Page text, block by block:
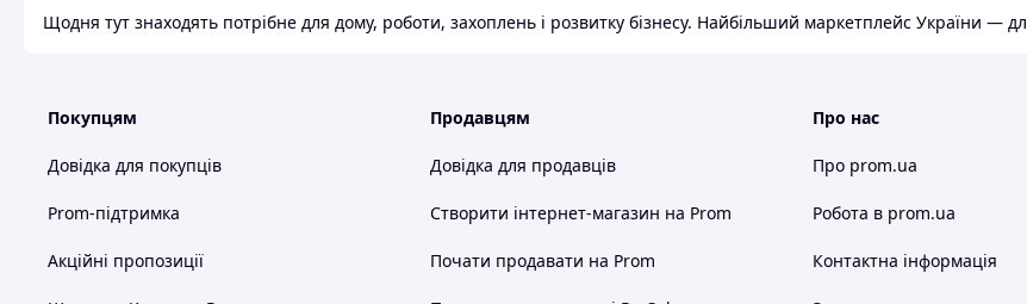
Щодня тут знаходять потрібне для дому, роботи, захоплень і розвитку бізнесу. Найбільший маркетплейс України —
Покупцям
Довідка для покупців
Prom-підтримка
Акційні пропозиції
Продавцям
Довідка для продавців
Створити інтернет-магазин на Prom
Почати продавати на Prom
Про нас
Про prom.ua
Робота в prom.ua
Контактна інформація